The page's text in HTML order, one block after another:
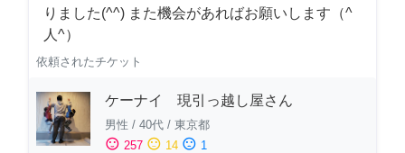
りました(^^) また機会があればお願いします（^
人^）
依頼されたチケット
ケーナイ 現引っ越し屋さん
男性 / 40代 / 東京都
sentiment_satisfied 257 sentiment_neutral 14 sentiment_dissatisfied 1